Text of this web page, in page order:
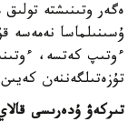
ەگەر وتىنىشتە
ۇسىنىلماسا نەمەسە
ءوتىپ كەتسە،
تۇزەتىلگەننەن
تىركەۋ ۇدەرىسى